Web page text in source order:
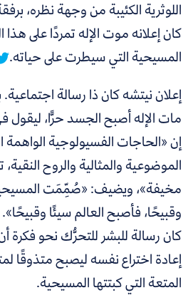
اللوثرية الكئيبة من وجهة نظره،
كان إعلانه موت الإله تمردًا على
المسيحية التي سيطرت على حياته.
إعلان نيتشه كان ذا رسالة اجتماعية.
مات الإله أصبح الجسد حرًّا، ليقول
إن «الحاجات الفسيولوجية الواهمة
الموضوعية والمثالية والروح
مخيفة»، ويضيف: «صُمِّمَت المسيحية
وقبيحًا، فأصبح العالم سيئًا
كان رسالة للبشر للتحرُّك نحو فكرة
إعادة اختراع نفسه ليصبح متذوقًا
المتعة التي كبتتها المسيحية.